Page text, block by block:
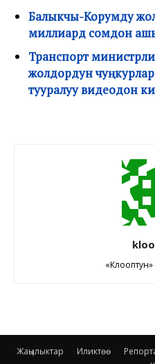
Балыкчы-Корумду
миллиард сомдон
Транспорт
жолдордун
тууралуу видеодон
Жаңылыктар Иликтөө